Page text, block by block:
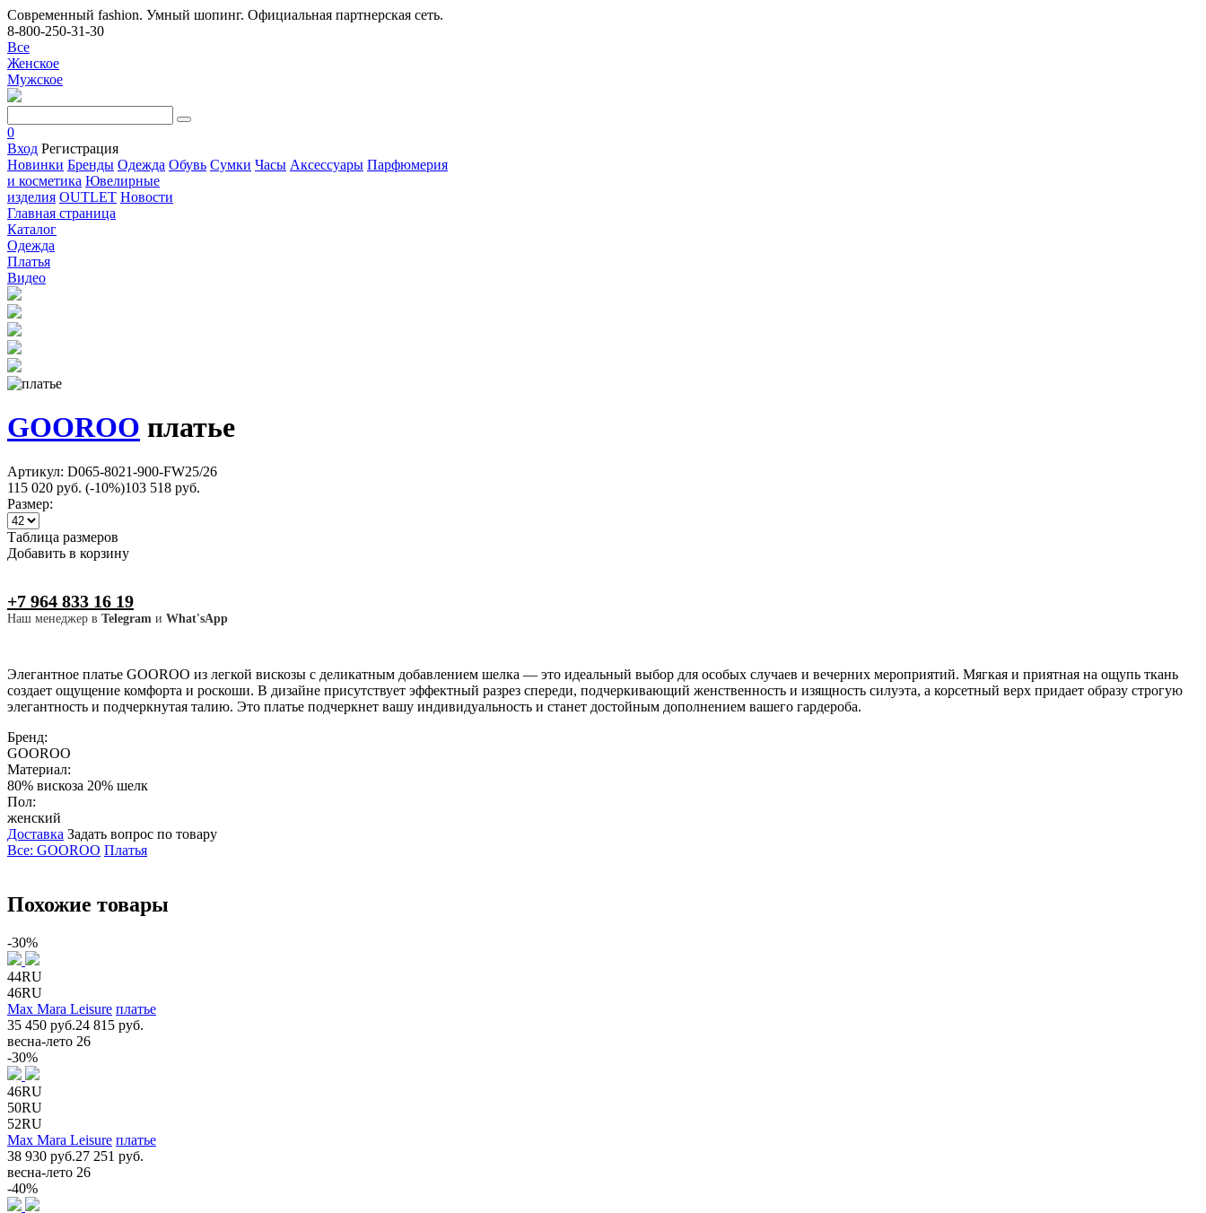
Современный fashion. Умный шопинг. Официальная партнерская сеть.
8-800-250-31-30
Все
Женское
Мужское
0
Вход Регистрация
Новинки Бренды Одежда Обувь Сумки Часы Аксессуары Парфюмерия
и косметика Ювелирные
изделия OUTLET Новости
Главная страница
Каталог
Одежда
Платья
Видео
GOOROO платье
Артикул: D065-8021-900-FW25/26
115 020 руб. (-10%)103 518 руб.
Размер:
Таблица размеров
Добавить в корзину
+7 964 833 16 19
Наш менеджер в Telegram и What'sApp
Элегантное платье GOOROO из легкой вискозы с деликатным добавлением шелка — это идеальный выбор для особых случаев и вечерних мероприятий. Мягкая и приятная на ощупь ткань
создает ощущение комфорта и роскоши. В дизайне присутствует эффектный разрез спереди, подчеркивающий женственность и изящность силуэта, а корсетный верх придает образу строгую
элегантность и подчеркнутая талию. Это платье подчеркнет вашу индивидуальность и станет достойным дополнением вашего гардероба.
Бренд:
GOOROO
Материал:
80% вискоза 20% шелк
Пол:
женский
Доставка Задать вопрос по товару
Все: GOOROO Платья
Похожие товары
-30%
44RU
46RU
Max Mara Leisure платье
35 450 руб.24 815 руб.
весна-лето 26
-30%
46RU
50RU
52RU
Max Mara Leisure платье
38 930 руб.27 251 руб.
весна-лето 26
-40%